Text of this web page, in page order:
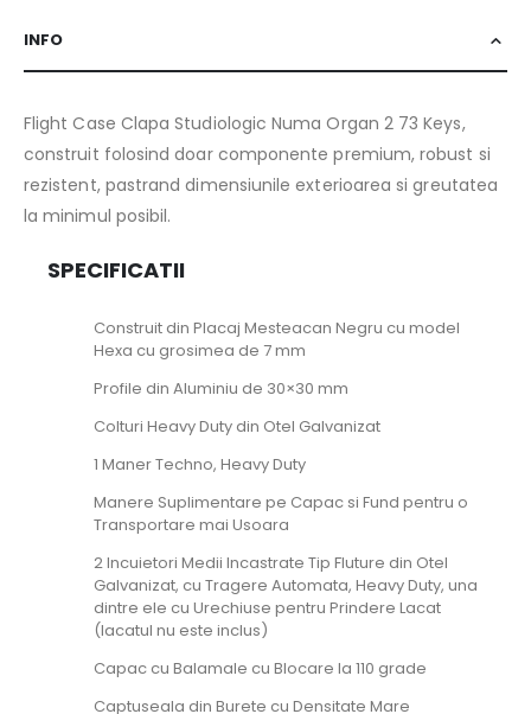
INFO
Flight Case Clapa Studiologic Numa Organ 2 73 Keys,
construit folosind doar componente premium, robust si
rezistent, pastrand dimensiunile exterioarea si greutatea
la minimul posibil.
SPECIFICATII
Construit din Placaj Mesteacan Negru cu model
Hexa cu grosimea de 7 mm
Profile din Aluminiu de 30×30 mm
Colturi Heavy Duty din Otel Galvanizat
1 Maner Techno, Heavy Duty
Manere Suplimentare pe Capac si Fund pentru o
Transportare mai Usoara
2 Incuietori Medii Incastrate Tip Fluture din Otel
Galvanizat, cu Tragere Automata, Heavy Duty, una
dintre ele cu Urechiuse pentru Prindere Lacat
(lacatul nu este inclus)
Capac cu Balamale cu Blocare la 110 grade
Captuseala din Burete cu Densitate Mare